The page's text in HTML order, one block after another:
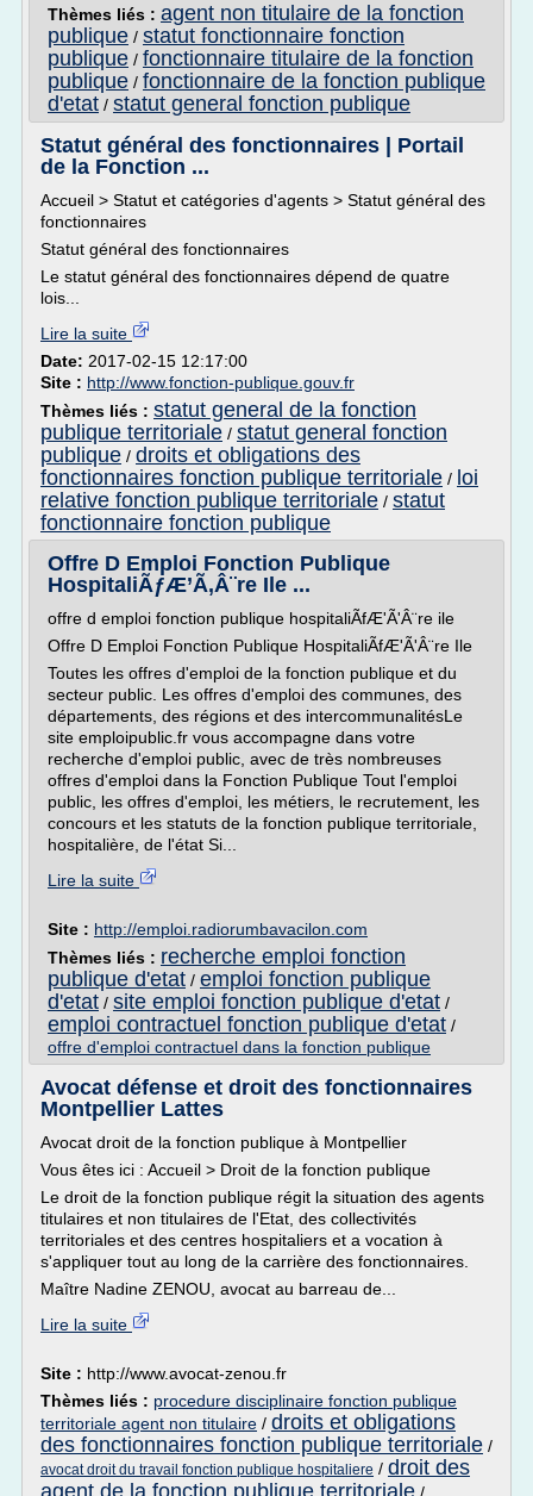
Thèmes liés : agent non titulaire de la fonction
publique / statut fonctionnaire fonction
publique / fonctionnaire titulaire de la fonction
publique / fonctionnaire de la fonction publique
d'etat / statut general fonction publique
Statut général des fonctionnaires | Portail
de la Fonction ...
Accueil > Statut et catégories d'agents > Statut général des
fonctionnaires
Statut général des fonctionnaires
Le statut général des fonctionnaires dépend de quatre
lois...
Lire la suite
Date: 2017-02-15 12:17:00
Site : http://www.fonction-publique.gouv.fr
Thèmes liés : statut general de la fonction
publique territoriale / statut general fonction
publique / droits et obligations des
fonctionnaires fonction publique territoriale / loi
relative fonction publique territoriale / statut
fonctionnaire fonction publique
Offre D Emploi Fonction Publique
HospitaliÃƒÆ’Ã‚Â¨re Ile ...
offre d emploi fonction publique hospitaliÃfÆ'Ã'Â¨re ile
Offre D Emploi Fonction Publique HospitaliÃfÆ'Ã'Â¨re Ile
Toutes les offres d'emploi de la fonction publique et du
secteur public. Les offres d'emploi des communes, des
départements, des régions et des intercommunalitésLe
site emploipublic.fr vous accompagne dans votre
recherche d'emploi public, avec de très nombreuses
offres d'emploi dans la Fonction Publique Tout l'emploi
public, les offres d'emploi, les métiers, le recrutement, les
concours et les statuts de la fonction publique territoriale,
hospitalière, de l'état Si...
Lire la suite
Site : http://emploi.radiorumbavacilon.com
Thèmes liés : recherche emploi fonction
publique d'etat / emploi fonction publique
d'etat / site emploi fonction publique d'etat /
emploi contractuel fonction publique d'etat /
offre d'emploi contractuel dans la fonction publique
Avocat défense et droit des fonctionnaires
Montpellier Lattes
Avocat droit de la fonction publique à Montpellier
Vous êtes ici : Accueil > Droit de la fonction publique
Le droit de la fonction publique régit la situation des agents
titulaires et non titulaires de l'Etat, des collectivités
territoriales et des centres hospitaliers et a vocation à
s'appliquer tout au long de la carrière des fonctionnaires.
Maître Nadine ZENOU, avocat au barreau de...
Lire la suite
Site : http://www.avocat-zenou.fr
Thèmes liés : procedure disciplinaire fonction publique
territoriale agent non titulaire / droits et obligations
des fonctionnaires fonction publique territoriale /
avocat droit du travail fonction publique hospitaliere / droit des
agent de la fonction publique territoriale